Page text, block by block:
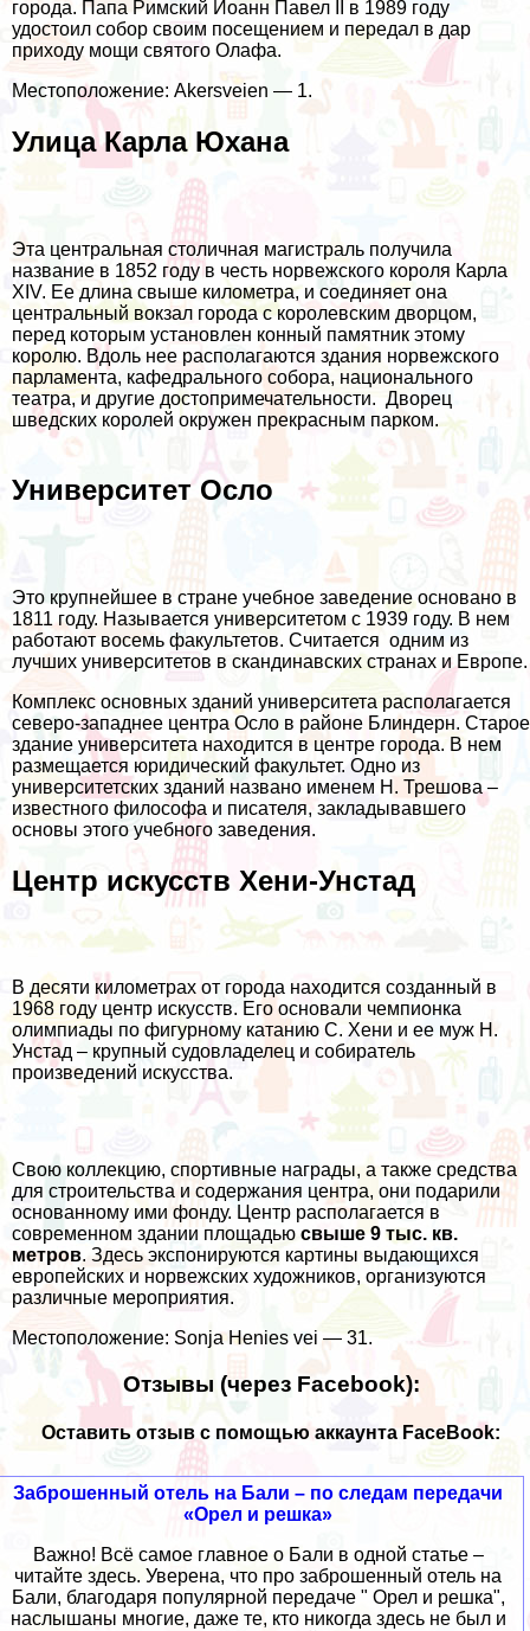
города. Папа Римский Иоанн Павел II в 1989 году
удостоил собор своим посещением и передал в дар
приходу мощи святого Олафа.
Местоположение: Akersveien — 1.
Улица Карла Юхана
Эта центральная столичная магистраль получила
название в 1852 году в честь норвежского короля Карла
XIV. Ее длина свыше километра, и соединяет она
центральный вокзал города с королевским дворцом,
перед которым установлен конный памятник этому
королю. Вдоль нее располагаются здания норвежского
парламента, кафедрального собора, национального
театра, и другие достопримечательности. Дворец
шведских королей окружен прекрасным парком.
Университет Осло
Это крупнейшее в стране учебное заведение основано в
1811 году. Называется университетом с 1939 году. В нем
работают восемь факультетов. Считается одним из
лучших университетов в скандинавских странах и Европе.
Комплекс основных зданий университета располагается
северо-западнее центра Осло в районе Блиндерн. Старое
здание университета находится в центре города. В нем
размещается юридический факультет. Одно из
университетских зданий названо именем Н. Трешова –
известного философа и писателя, закладывавшего
основы этого учебного заведения.
Центр искусств Хени-Унстад
В десяти километрах от города находится созданный в
1968 году центр искусств. Его основали чемпионка
олимпиады по фигурному катанию С. Хени и ее муж Н.
Унстад – крупный судовладелец и собиратель
произведений искусства.
Свою коллекцию, спортивные награды, а также средства
для строительства и содержания центра, они подарили
основанному ими фонду. Центр располагается в
современном здании площадью свыше 9 тыс. кв.
метров. Здесь экспонируются картины выдающихся
европейских и норвежских художников, организуются
различные мероприятия.
Местоположение: Sonja Henies vei — 31.
Отзывы (через Facebook):
Оставить отзыв с помощью аккаунта FaceBook:
Заброшенный отель на Бали – по следам передачи
«Орел и решка»
Важно! Всё самое главное о Бали в одной статье –
читайте здесь. Уверена, что про заброшенный отель на
Бали, благодаря популярной передаче " Орел и решка",
наслышаны многие, даже те, кто никогда здесь не был и